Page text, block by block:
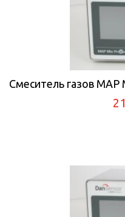
Смеситель газов MAP